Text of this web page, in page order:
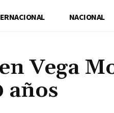
NACIONAL
Vega
años